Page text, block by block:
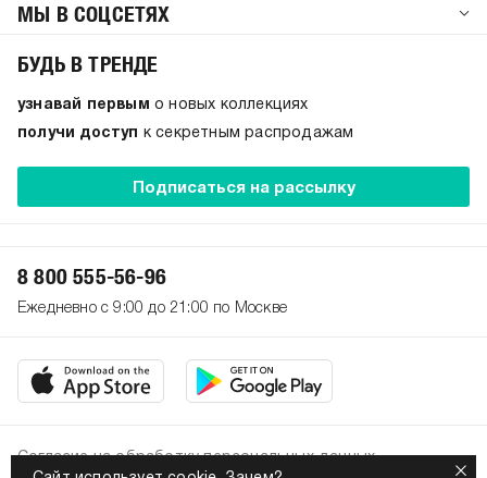
МЫ В СОЦСЕТЯХ
БУДЬ В ТРЕНДЕ
узнавай первым о новых коллекциях
получи доступ
к секретным распродажам
Подписаться на рассылку
8 800 555-56-96
Ежедневно с 9:00 до 21:00 по Москве
Согласие на обработку персональных данных